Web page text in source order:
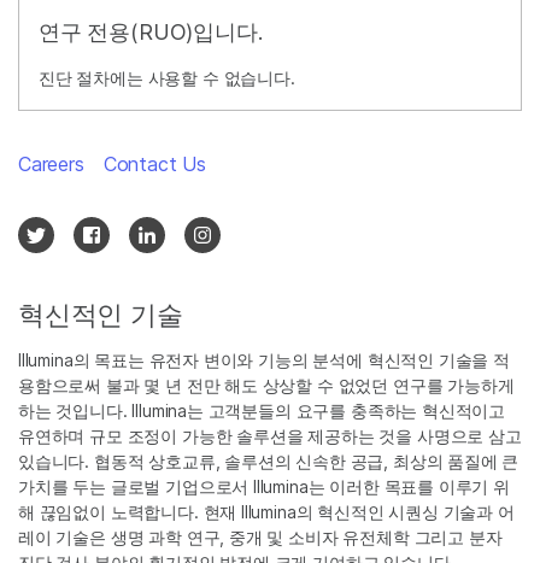
연구 전용(RUO)입니다.
진단 절차에는 사용할 수 없습니다.
혁신적인 기술
Illumina의 목표는 유전자 변이와 기능의 분석에 혁신적인 기술을 적
용함으로써 불과 몇 년 전만 해도 상상할 수 없었던 연구를 가능하게
하는 것입니다. Illumina는 고객분들의 요구를 충족하는 혁신적이고
유연하며 규모 조정이 가능한 솔루션을 제공하는 것을 사명으로 삼고
있습니다. 협동적 상호교류, 솔루션의 신속한 공급, 최상의 품질에 큰
가치를 두는 글로벌 기업으로서 Illumina는 이러한 목표를 이루기 위
해 끊임없이 노력합니다. 현재 Illumina의 혁신적인 시퀀싱 기술과 어
레이 기술은 생명 과학 연구, 중개 및 소비자 유전체학 그리고 분자
Careers Contact Us